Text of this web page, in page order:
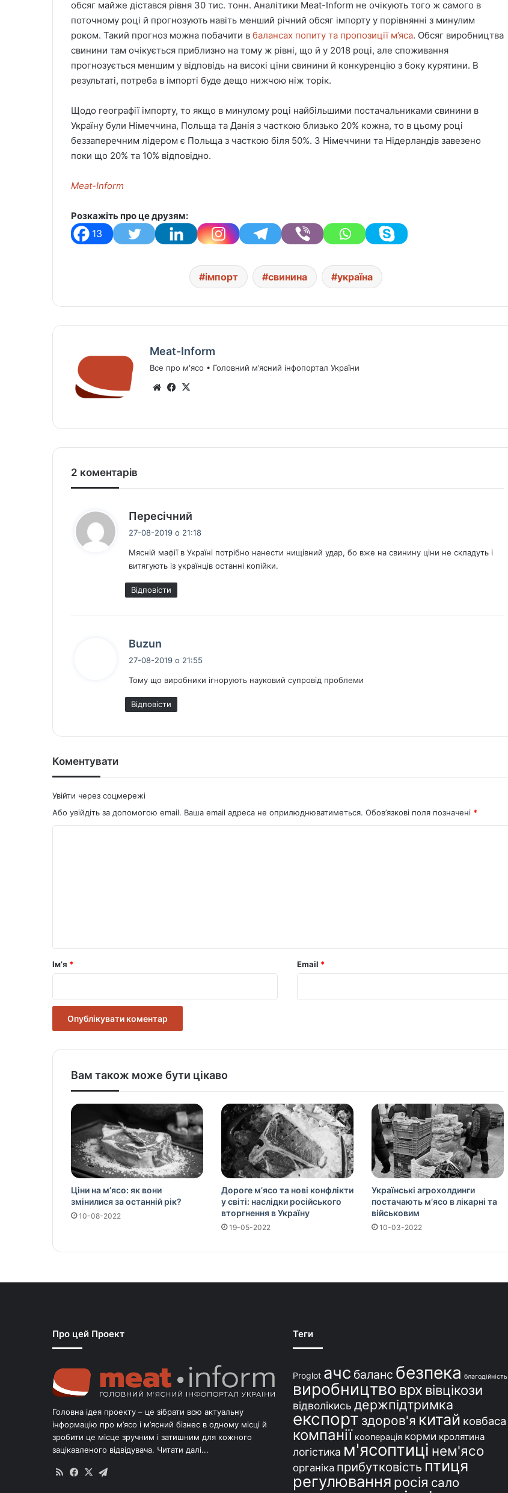
X a
i
l
обсяг майже дістався рівня 30 тис. тонн. Аналітики Meat-Inform не очікують того ж самого в
поточному році й прогнозують навіть менший річний обсяг імпорту у порівнянні з минулим
роком. Такий прогноз можна побачити в балансах попиту та пропозиції м’яса. Обсяг виробництва
свинини там очікується приблизно на тому ж рівні, що й у 2018 році, але споживання
прогнозується меншим у відповідь на високі ціни свинини й конкуренцію з боку курятини. В
результаті, потреба в імпорті буде дещо нижчою ніж торік.
Щодо географії імпорту, то якщо в минулому році найбільшими постачальниками свинини в
Україну були Німеччина, Польща та Данія з часткою близько 20% кожна, то в цьому році
беззаперечним лідером є Польща з часткою біля 50%. З Німеччини та Нідерландів завезено
поки що 20% та 10% відповідно.
Meat-Inform
Розкажіть про це друзям:
13
імпорт свинина україна
Meat-Inform
Все про м'ясо • Головний м’ясний інфопортал України
We Fa
ok
2 коментарів
Пересічний
з
а
27-08-2019 о 21:18
Мясній мафії в Україні потрібно нанести нищівний удар, бо вже на свинину ціни не складуть і
витягують із українців останні копійки.
Відповіcти
Buzun
з
а
в
27-08-2019 о 21:55
Тому що виробники ігнорують науковий супровід проблеми
Відповіcти
Коментувати
Увійти через соцмережі
Або увійдіть за допомогою email. Ваша email адреса не оприлюднюватиметься. Обов’язкові поля позначені *
рІм’я * Email *
Вам також може бути цікаво
Ціни на м’ясо: як вони
змінилися за останній рік?
10-08-2022
Дороге м’ясо та нові конфлікти
у світі: наслідки російського
вторгнення в Україну
19-05-2022
Українські агрохолдинги
постачають м’ясо в лікарні та
військовим
10-03-2022
Про цей Проект
Головна ідея проекту – це зібрати всю актуальну
інформацію про м’ясо і м’ясний бізнес в одному місці й
зробити це місце зручним і затишним для кожного
зацікавленого відвідувача. Читати далі...
RSS Facebook
X
Теги
Proglot ачс баланс безпека благодійність
виробництво врх вівцікози
відволікись держпідтримка
експорт здоров'я китай ковбаса
компанії кооперація корми кролятина
логістика м'ясоптиці нем'ясо
органіка прибутковість птиця
регулювання росія сало